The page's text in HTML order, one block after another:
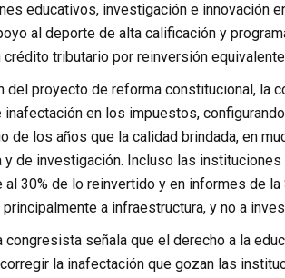
educativos, investigación e innovación
al deporte de alta calificación y
crédito tributario por reinversión
del proyecto de reforma constitucional, la
en los impuestos,
de los años que la calidad brindada, en
y de investigación. Incluso las
30% de lo reinvertido y en informes de
a infraestructura, y no a
congresista señala que el derecho a la
la inafectación que gozan las